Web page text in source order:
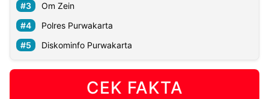
Om Zein
Polres Purwakarta
Diskominfo Purwakarta
CEK FAKTA